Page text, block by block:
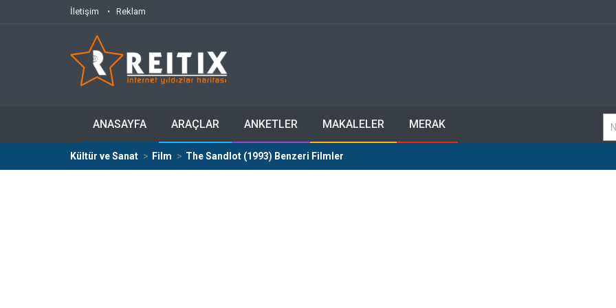
İletişim Reklam
ANASAYFA ARAÇLAR ANKETLER MAKALELER MERAK
Kültür ve Sanat Film The Sandlot (1993) Benzeri Filmler